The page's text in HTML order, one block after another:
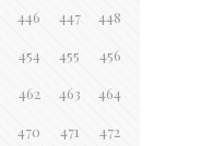
446 447 448
454 455 456
462 463 464
470 471 472